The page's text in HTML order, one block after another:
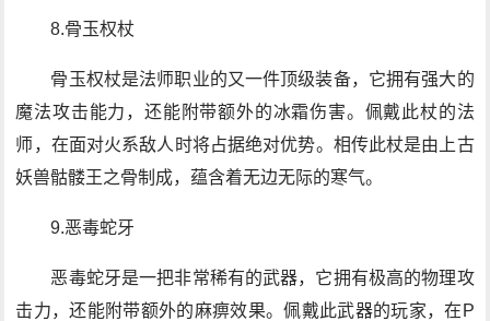
8.骨玉权杖
骨玉权杖是法师职业的又一件顶级装备，它拥有强大的
魔法攻击能力，还能附带额外的冰霜伤害。佩戴此杖的法
师，在面对火系敌人时将占据绝对优势。相传此杖是由上古
妖兽骷髅王之骨制成，蕴含着无边无际的寒气。
9.恶毒蛇牙
恶毒蛇牙是一把非常稀有的武器，它拥有极高的物理攻
击力，还能附带额外的麻痹效果。佩戴此武器的玩家，在P